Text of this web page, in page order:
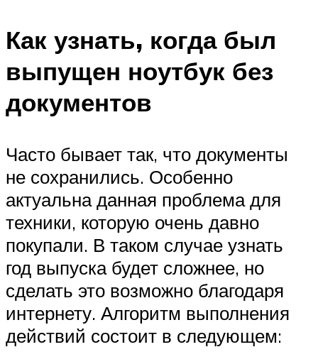
Как узнать, когда был
выпущен ноутбук без
документов
Часто бывает так, что документы
не сохранились. Особенно
актуальна данная проблема для
техники, которую очень давно
покупали. В таком случае узнать
год выпуска будет сложнее, но
сделать это возможно благодаря
интернету. Алгоритм выполнения
действий состоит в следующем: